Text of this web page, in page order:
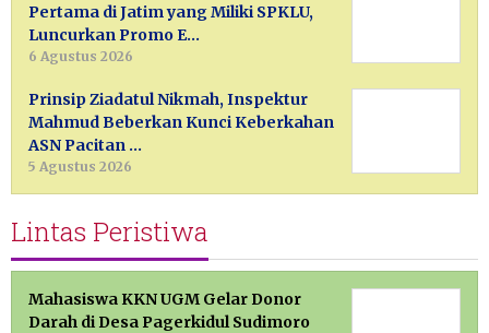
Pertama di Jatim yang Miliki SPKLU,
Luncurkan Promo E…
6 Agustus 2026
Prinsip Ziadatul Nikmah, Inspektur
Mahmud Beberkan Kunci Keberkahan
ASN Pacitan …
5 Agustus 2026
Lintas Peristiwa
Mahasiswa KKN UGM Gelar Donor
Darah di Desa Pagerkidul Sudimoro